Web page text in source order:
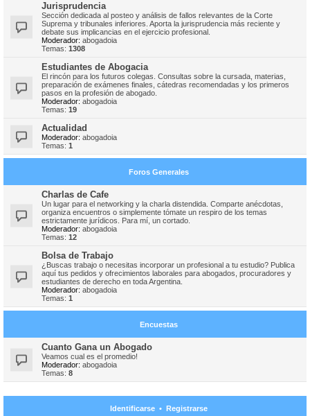
Jurisprudencia
Sección dedicada al posteo y análisis de fallos relevantes de la Corte
Suprema y tribunales inferiores. Aporta la jurisprudencia más reciente y
debate sus implicancias en el ejercicio profesional.
Moderador: abogadoia
Temas: 1308
Estudiantes de Abogacia
El rincón para los futuros colegas. Consultas sobre la cursada, materias,
preparación de exámenes finales, cátedras recomendadas y los primeros
pasos en la profesión de abogado.
Moderador: abogadoia
Temas: 19
Actualidad
Moderador: abogadoia
Temas: 1
Foros Generales
Charlas de Cafe
Un lugar para el networking y la charla distendida. Comparte anécdotas,
organiza encuentros o simplemente tómate un respiro de los temas
estrictamente jurídicos. Para mí, un cortado.
Moderador: abogadoia
Temas: 12
Bolsa de Trabajo
¿Buscas trabajo o necesitas incorporar un profesional a tu estudio? Publica
aquí tus pedidos y ofrecimientos laborales para abogados, procuradores y
estudiantes de derecho en toda Argentina.
Moderador: abogadoia
Temas: 1
Encuestas
Cuanto Gana un Abogado
Veamos cual es el promedio!
Moderador: abogadoia
Temas: 8
Identificarse• Registrarse